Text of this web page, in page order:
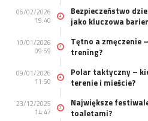
06/02/2026
19:40
Bezpieczeństwo
jako kluczowa
10/01/2026
09:59
Tętno a zmęczenie
trening?
09/01/2026
11:50
Polar taktyczny –
terenie i mieście?
23/12/2025
14:47
Największe
toaletami?